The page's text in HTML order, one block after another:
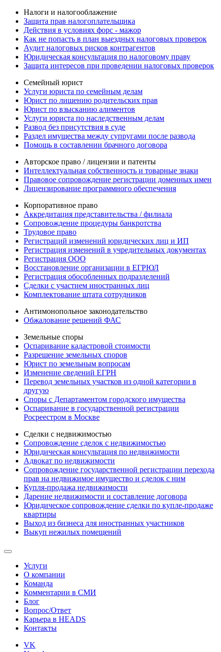
Налоги и налогооблажение
Защита прав налогоплательщика
Действия в условиях форс - мажор
Как не попасть в план выездных налоговых проверок
Аудит налоговых рисков контрагентов
Юридическая консультация по налоговому праву
Защита интересов при проведении налоговых проверок
Семейный юрист
Услуги юриста по семейным делам
Юрист по лишению родительских прав
Юрист по взысканию алиментов
Услуги юриста по наследственным делам
Развод без присутствия в суде
Раздел имущества между супругами после развода
Помощь в составлении брачного договора
Авторское право / лицензии и патенты
Интеллектуальная собственность и товарные знаки
Правовое сопровождение регистрации доменных имен
Лицензирование программного обеспечения
Корпоративное право
Аккредитация представительства / филиала
Сопровождение процедуры банкротства
Трудовое право
Регистраций изменений юридических лиц и ИП
Регистрация изменений в учредительных документах
Регистрация ООО
Восстановление организации в ЕГРЮЛ
Регистрация обособленных подразделений
Сделки с участием иностранных лиц
Комплектование штата сотрудников
Антимонопольное законодательство
Обжалование решений ФАС
Земельные споры
Оспаривание кадастровой стоимости
Разрешение земельных споров
Юрист по земельным вопросам
Изменение сведений ЕГРН
Перевод земельных участков из одной категории в
другую
Споры с Департаментом городского имущества
Оспаривание в государственной регистрации
Росреестром в Москве
Сделки с недвижимостью
Сопровождение сделок с недвижимостью
Юридическая консультация по недвижимости
Адвокат по недвижимости
Сопровождение государственной регистрации перехода
прав на недвижимое имущество и сделок с ним
Купля-продажа недвижимости
Дарение недвижимости и составление договора
Юридическое сопровождение сделки по купле-продаже
квартиры
Выход из бизнеса для иностранных участников
Выкуп нежилых помещений
Услуги
О компании
Команда
Комментарии в СМИ
Блог
Вопрос/Ответ
Карьера в HEADS
Контакты
VK